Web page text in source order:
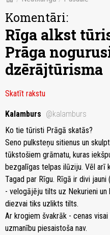
Komentāri:
Rīga alkst
Prāga
dzērājtūrisma
Skatīt rakstu
Kalamburs @kalamburs
Ko tie tūristi Prāgā skatās?
Seno pulksteņu sitienus un
tūkstošiem grāmatu, kuras
bezgalīgas telpas ilūziju. Vēl arī
Tagad par Rīgu. Rīgā ir divi
- velogājēju tilts uz Nekurieni un
diezvai tiks uzlikts tilts.
Ar krogiem švakrāk - cenas
uzmanību piesaistoša nav.